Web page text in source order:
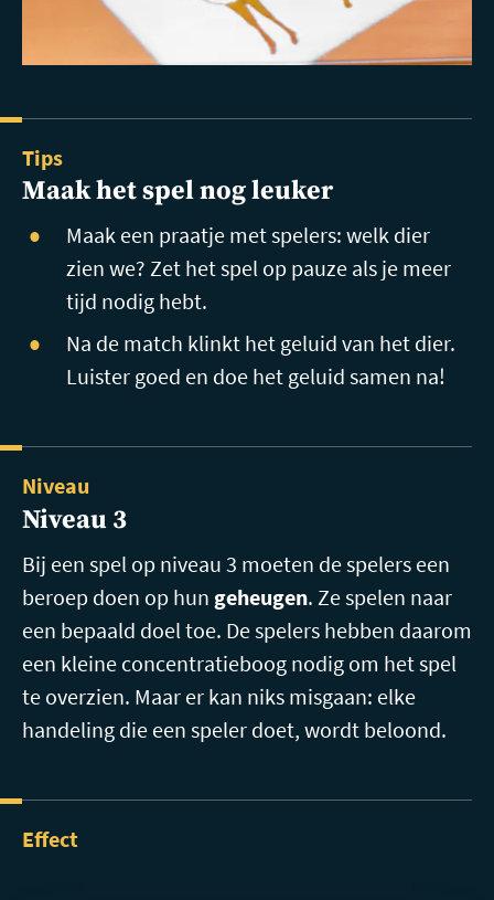
Tips
Maak het spel nog leuker
Maak een praatje met spelers: welk dier
zien we? Zet het spel op pauze als je meer
tijd nodig hebt.
Na de match klinkt het geluid van het dier.
Luister goed en doe het geluid samen na!
Niveau
Niveau 3
Bij een spel op niveau 3 moeten de spelers een
beroep doen op hun geheugen. Ze spelen naar
een bepaald doel toe. De spelers hebben daarom
een kleine concentratieboog nodig om het spel
te overzien. Maar er kan niks misgaan: elke
handeling die een speler doet, wordt beloond.
Effect